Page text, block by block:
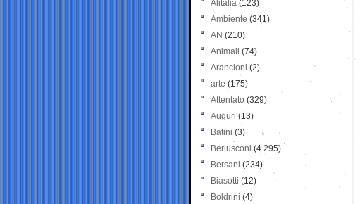
Alitalia (123)
Ambiente (341)
AN (210)
Animali (74)
Arancioni (2)
arte (175)
Attentato (329)
Auguri (13)
Batini (3)
Berlusconi (4.295)
Bersani (234)
Biasotti (12)
Boldrini (4)